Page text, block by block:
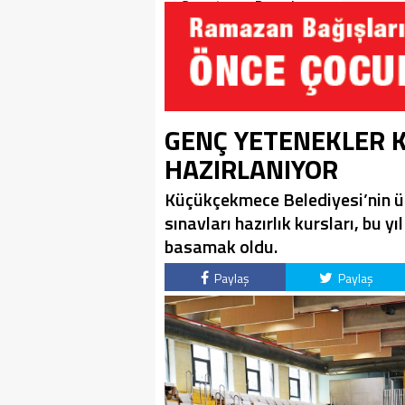
Soruşturma Dosyalarına
Yansıdı!
GENÇ YETENEKLER
HAZIRLANIYOR
Küçükçekmece
sınavları hazırlık kursları, bu
basamak oldu.
Paylaş Paylaş